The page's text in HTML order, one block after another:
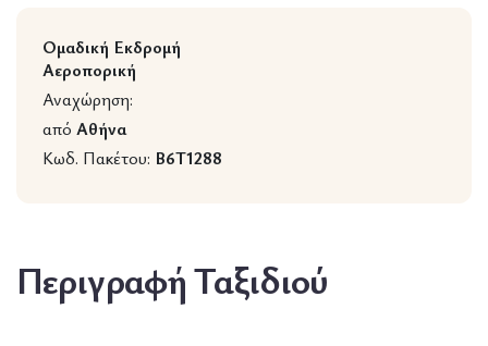
Ομαδική Εκδρομή
Αεροπορική
Αναχώρηση:
από Αθήνα
Κωδ. Πακέτου: B6T1288
Περιγραφή Ταξιδιού